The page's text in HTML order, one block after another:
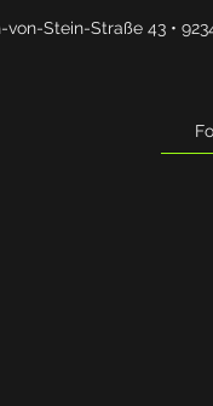
Stein-Straße 43 •